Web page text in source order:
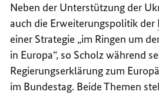
Neben der Unterstützung der
auch die Erweiterungspolitik der
einer Strategie „im Ringen um
in Europa“, so Scholz während
Regierungserklärung zum
im Bundestag. Beide Themen